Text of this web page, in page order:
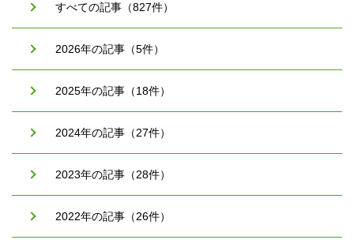
すべての記事（827件）
2026年の記事（5件）
2025年の記事（18件）
2024年の記事（27件）
2023年の記事（28件）
2022年の記事（26件）